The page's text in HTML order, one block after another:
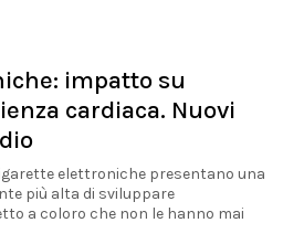
impatto su
cardiaca. Nuovi
elettroniche presentano una
più alta di sviluppare
a coloro che non le hanno mai